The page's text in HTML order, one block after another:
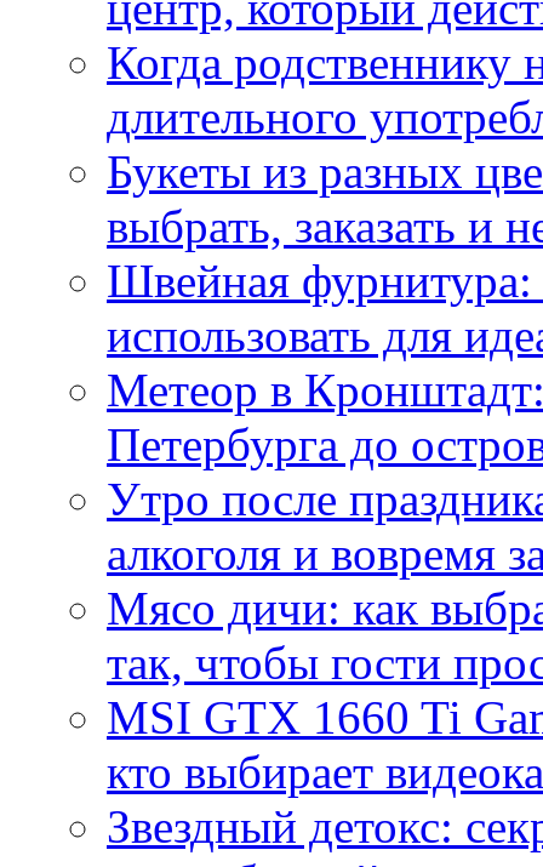
Когда
длительного
Букеты из разных
выбрать, заказать и
Швейная фурнитура:
использовать для
Метеор в
Петербурга до
Утро после
алкоголя и вовремя
Мясо дичи: как
так, чтобы гости
MSI GTX 1660 Ti
кто выбирает
Звездный детокс: